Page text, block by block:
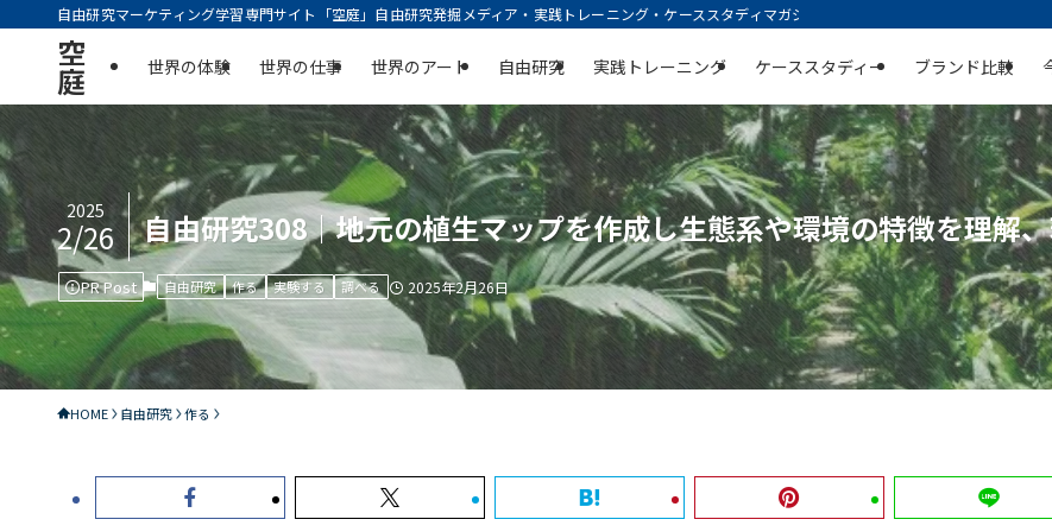
自由研究マーケティング学習専門サイト「空庭」自由研究発掘メディア・実践トレーニング・ケーススタディマガジン | 空庭
空
庭 世界の体験 世界の仕事 世界のアート 自由研究 実践トレーニング ケーススタディー ブランド比較
自由研究308｜地元の植生マップを作成し生態系や環境の特徴を理解
2025
2/26
PR Post 自由研究 作る 実験する 調べる 2025年2月26日
HOME 自由研究 作る